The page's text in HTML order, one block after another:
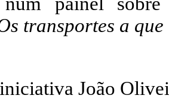
transportes a
João